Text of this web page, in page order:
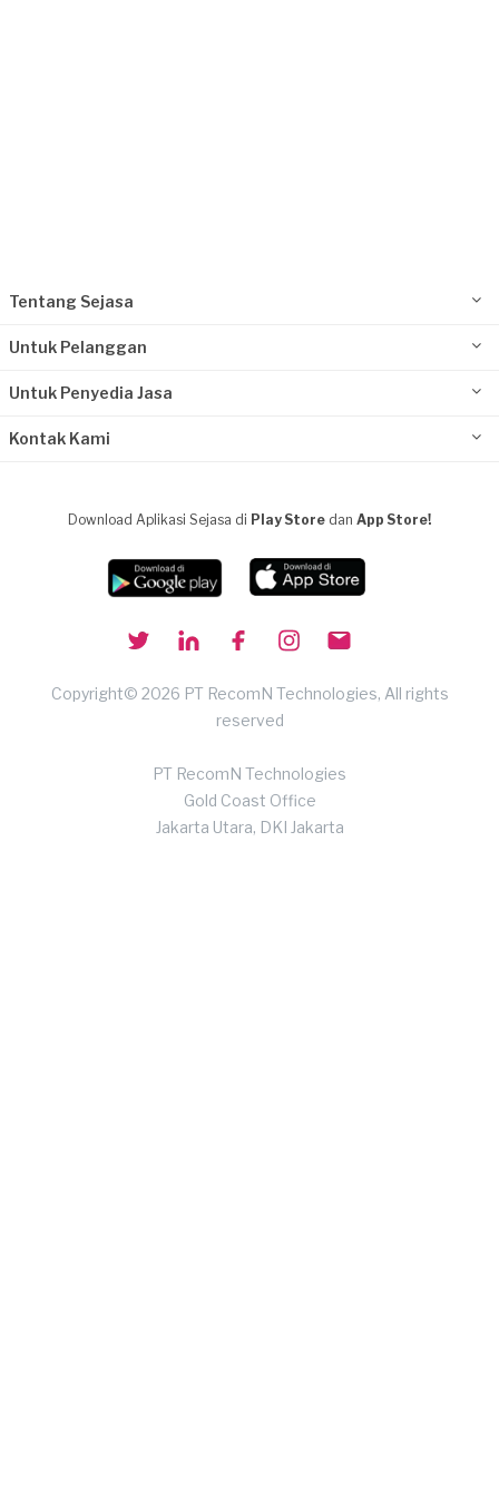
Tentang Sejasa
Untuk Pelanggan
Untuk Penyedia Jasa
Kontak Kami
Download Aplikasi Sejasa di Play Store dan App Store!
Copyright© 2026 PT RecomN Technologies, All rights
reserved
PT RecomN Technologies
Gold Coast Office
Jakarta Utara, DKI Jakarta